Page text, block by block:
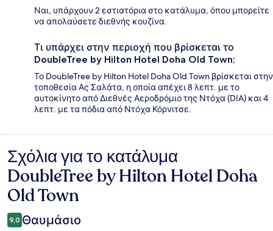
Ναι, υπάρχουν 2 εστιατόρια στο κατάλυμα, όπου μπορείτε
να απολαύσετε διεθνής κουζίνα.
Τι υπάρχει στην περιοχή που βρίσκεται το
DoubleTree by Hilton Hotel Doha Old Town;
Το DoubleTree by Hilton Hotel Doha Old Town βρίσκεται στην
τοποθεσία Ας Σαλάτα, η οποία απέχει 8 λεπτ. με το
αυτοκίνητο από Διεθνές Αεροδρόμιο της Ντόχα (DIA) και 4
λεπτ. με τα πόδια από Ντόχα Κόρνιτσε.
Σχόλια
Σχόλια για το κατάλυμα
DoubleTree by Hilton Hotel Doha
Old Town
9,0 Θαυμάσιο